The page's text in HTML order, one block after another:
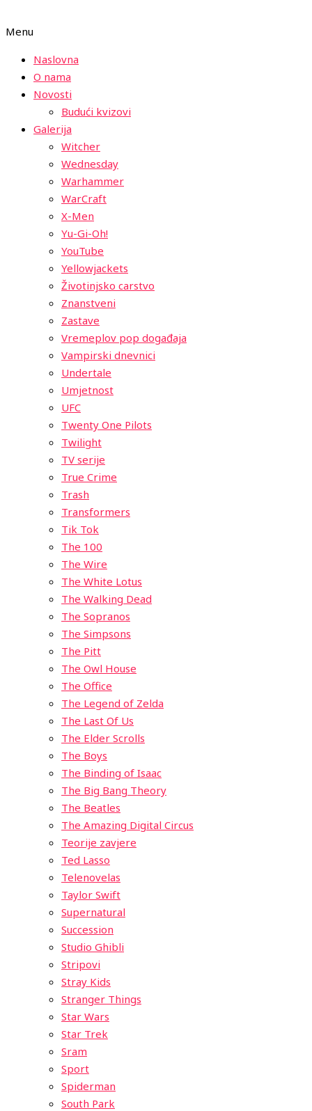
Menu
Naslovna
O nama
Novosti
Budući kvizovi
Galerija
Witcher
Wednesday
Warhammer
WarCraft
X-Men
Yu-Gi-Oh!
YouTube
Yellowjackets
Životinjsko carstvo
Znanstveni
Zastave
Vremeplov pop događaja
Vampirski dnevnici
Undertale
Umjetnost
UFC
Twenty One Pilots
Twilight
TV serije
True Crime
Trash
Transformers
Tik Tok
The 100
The Wire
The White Lotus
The Walking Dead
The Sopranos
The Simpsons
The Pitt
The Owl House
The Office
The Legend of Zelda
The Last Of Us
The Elder Scrolls
The Boys
The Binding of Isaac
The Big Bang Theory
The Beatles
The Amazing Digital Circus
Teorije zavjere
Ted Lasso
Telenovelas
Taylor Swift
Supernatural
Succession
Studio Ghibli
Stripovi
Stray Kids
Stranger Things
Star Wars
Star Trek
Sram
Sport
Spiderman
South Park